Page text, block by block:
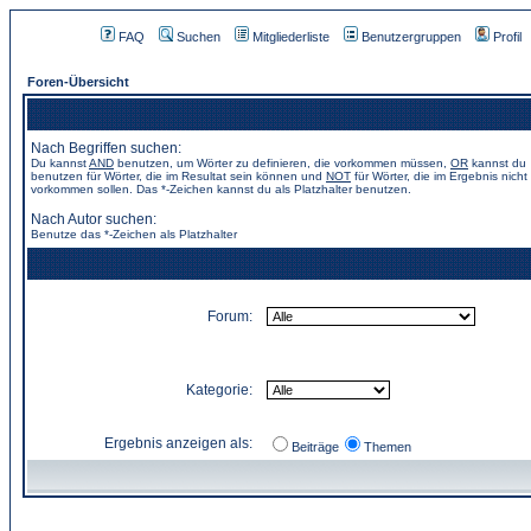
FAQ Suchen Mitgliederliste Benutzergruppen Profil
Foren-Übersicht
Nach Begriffen suchen:
Du kannstAND benutzen, um Wörter zu definieren, die vorkommen müssen, OR kannst du
benutzen für Wörter, die im Resultat sein können und NOT für Wörter, die im Ergebnis nicht
vorkommen sollen. Das *-Zeichen kannst du als Platzhalter benutzen.
Nach Autor suchen:
Benutze das *-Zeichen als Platzhalter
Forum:
Kategorie:
Ergebnis anzeigen als: Beiträge Themen